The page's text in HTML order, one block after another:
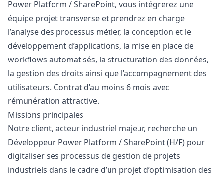
Power Platform / SharePoint, vous intégrerez une
équipe projet transverse et prendrez en charge
l’analyse des processus métier, la conception et le
développement d’applications, la mise en place de
workflows automatisés, la structuration des données,
la gestion des droits ainsi que l’accompagnement des
utilisateurs. Contrat d’au moins 6 mois avec
rémunération attractive.
Missions principales
Notre client, acteur industriel majeur, recherche un
Développeur Power Platform / SharePoint (H/F) pour
digitaliser ses processus de gestion de projets
industriels dans le cadre d’un projet d’optimisation des